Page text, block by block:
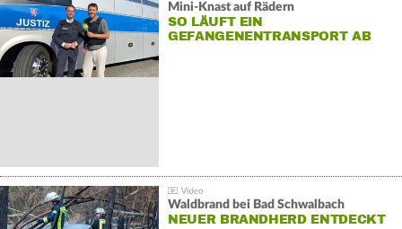
Mini-Knast auf Rädern
SO LÄUFT EIN
GEFANGENENTRANSPORT AB
Waldbrand bei Bad Schwalbach
NEUER BRANDHERD ENTDECKT